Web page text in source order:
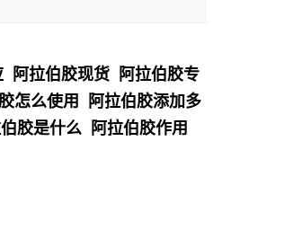
阿拉伯胶现货 阿拉伯胶专
怎么使用 阿拉伯胶添加多
胶是什么 阿拉伯胶作用